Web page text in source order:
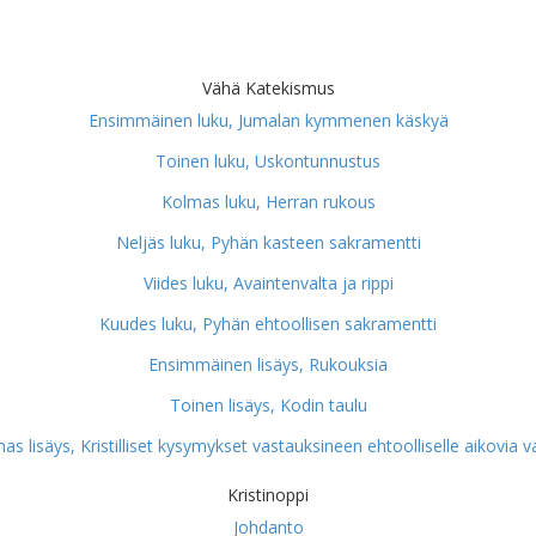
Vähä Katekismus
Ensimmäinen luku, Jumalan kymmenen käskyä
Toinen luku, Uskontunnustus
Kolmas luku, Herran rukous
Neljäs luku, Pyhän kasteen sakramentti
Viides luku, Avaintenvalta ja rippi
Kuudes luku, Pyhän ehtoollisen sakramentti
Ensimmäinen lisäys, Rukouksia
Toinen lisäys, Kodin taulu
lisäys, Kristilliset kysymykset vastauksineen ehtoolliselle aikovia
Kristinoppi
Johdanto